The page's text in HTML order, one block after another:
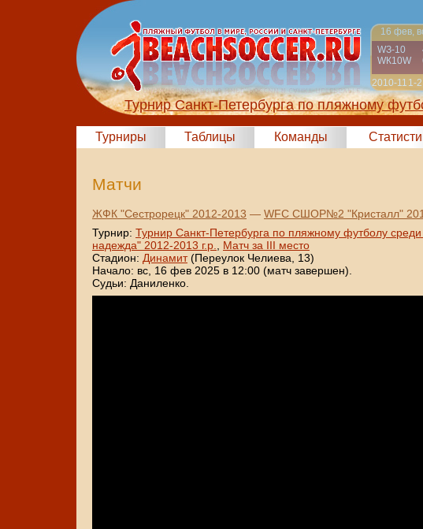
16 фев,
WЗ-10
WК10W
2010-11 1-2
Турнир Санкт-Петербурга по пляжному
Турниры Таблицы Команды
Матчи
ЖФК "Сестрорецк" 2012-2013 — WFC СШОР№2 "Кристалл"
Турнир: Турнир Санкт-Петербурга по пляжному футболу
надежда" 2012-2013 г.р.
Матч за III место
Стадион: Динамит(Переулок Челиева, 13)
Начало: вс, 16 фев 2025 в 12:00 (матч завершен).
Судьи: Даниленко.